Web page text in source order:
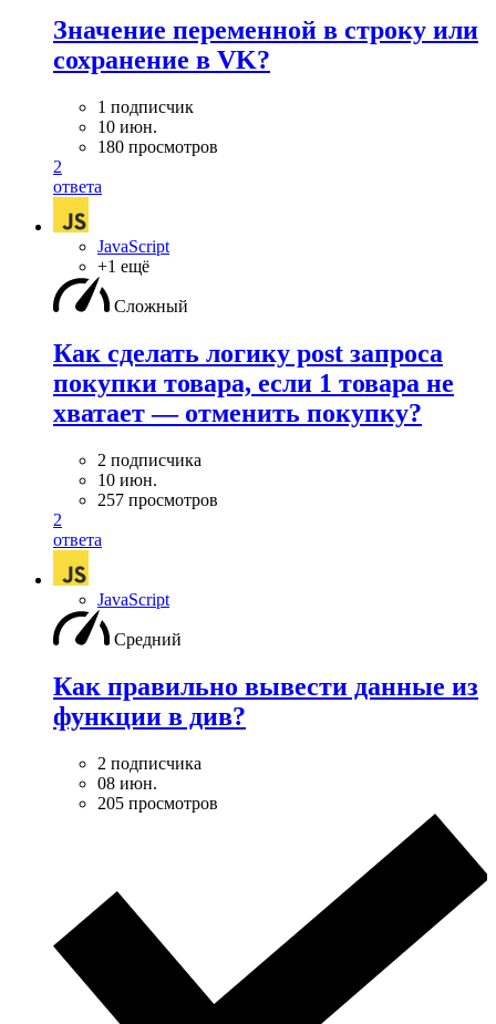
Значение переменной в строку или
сохранение в VK?
1 подписчик
10 июн.
180 просмотров
2
ответа
JavaScript
+1 ещё
Сложный
Как сделать логику post запроса
покупки товара, если 1 товара не
хватает — отменить покупку?
2 подписчика
10 июн.
257 просмотров
2
ответа
JavaScript
Средний
Как правильно вывести данные из
функции в див?
2 подписчика
08 июн.
205 просмотров